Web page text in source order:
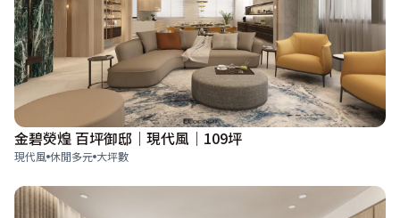
金碧熒煌 百坪御邸｜現代風｜109坪
現代風 休閒多元 大坪數